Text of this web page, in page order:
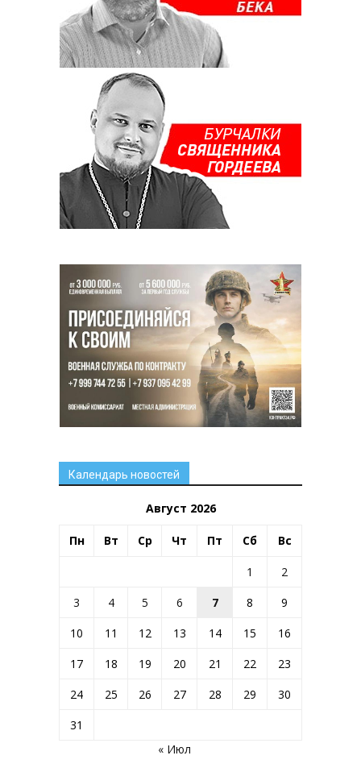
Календарь новостей
Август 2026
Пн Вт Ср Чт Пт Сб Вс
1
2
3
4 5 6 7 8
9
10
11 12 13 14 15
16
17
18 19 20 21 22
23
24
25 26 27 28 29
30
31
« Июл